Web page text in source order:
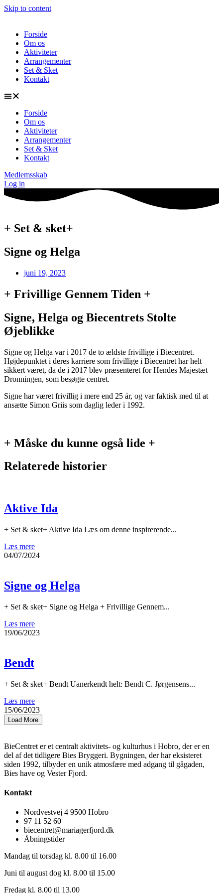
Skip to content
Forside
Om os
Aktiviteter
Arrangementer
Set & Sket
Kontakt
Forside
Om os
Aktiviteter
Arrangementer
Set & Sket
Kontakt
Medlemsskab
Log in
+ Set & sket+
Signe og Helga
juni 19, 2023
+ Frivillige Gennem Tiden +
Signe, Helga og Biecentrets Stolte
Øjeblikke
Signe og Helga var i 2017 de to ældste frivillige i Biecentret.
Højdepunktet i deres karriere som frivillige i Biecentret har helt
sikkert været, da de i 2017 blev præsenteret for Hendes Majestæt
Dronningen, som besøgte centret.
Signe har været frivillig i mere end 25 år, og var faktisk med til at
ansætte Simon Griis som daglig leder i 1992.
+ Måske du kunne også lide +
Relaterede historier
Aktive Ida
+ Set & sket+ Aktive Ida Læs om denne inspirerende...
Læs mere
04/07/2024
Signe og Helga
+ Set & sket+ Signe og Helga + Frivillige Gennem...
Læs mere
19/06/2023
Bendt
+ Set & sket+ Bendt Uanerkendt helt: Bendt C. Jørgensens...
Læs mere
15/06/2023
Load More
BieCentret er et centralt aktivitets- og kulturhus i Hobro, der er en
del af det tidligere Bies Bryggeri. Bygningen, der har eksisteret
siden 1992, tilbyder en unik atmosfære med adgang til gågaden,
Bies have og Vester Fjord.
Kontakt
Nordvestvej 4 9500 Hobro
97 11 52 60
biecentret@mariagerfjord.dk
Åbningstider
Mandag til torsdag kl. 8.00 til 16.00
Juni til august dog kl. 8.00 til 15.00
Fredag kl. 8.00 til 13.00